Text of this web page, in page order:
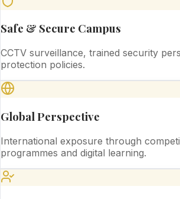
Safe & Secure Campus
CCTV surveillance, trained security
protection policies.
Global Perspective
International exposure through
programmes and digital learning.